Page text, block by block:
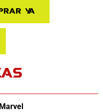
ya
Marvel